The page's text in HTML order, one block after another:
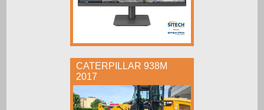
CATERPILLAR 938M
2017